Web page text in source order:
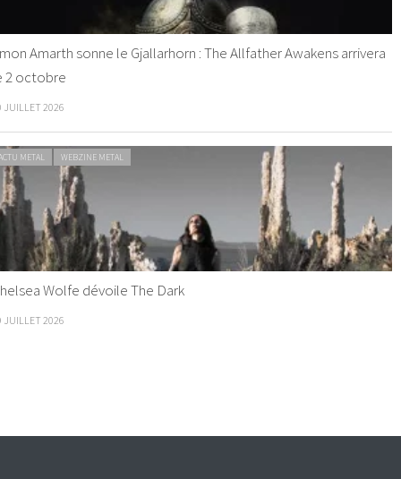
Amarth sonne le Gjallarhorn : The Allfather Awakens arrivera
2 octobre
JUILLET 2026
METAL WEBZINE METAL
Wolfe dévoile The Dark
JUILLET 2026